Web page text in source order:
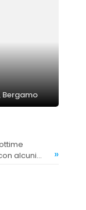
Bergamo
alcuni
»